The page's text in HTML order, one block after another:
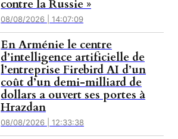
contre la Russie »
08/08/2026 | 14:07:09
En Arménie le centre
d’intelligence artificielle de
l’entreprise Firebird AI d’un
coût d’un demi-milliard de
dollars a ouvert ses portes à
Hrazdan
08/08/2026 | 12:33:38